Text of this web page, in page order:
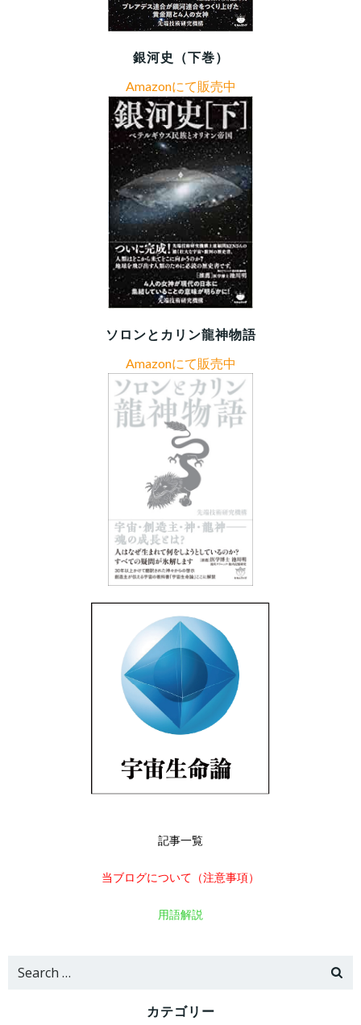
銀河史（下巻）
Amazonにて販売中
ソロンとカリン龍神物語
Amazonにて販売中
記事一覧
当ブログについて（注意事項）
用語解説
Search
カテゴリー